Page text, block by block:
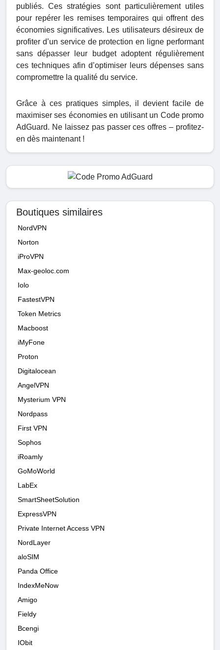
publiés. Ces stratégies sont particulièrement utiles
pour repérer les remises temporaires qui offrent des
économies significatives. Les utilisateurs désireux de
profiter d’un service de protection en ligne performant
sans dépasser leur budget adoptent régulièrement
ces techniques afin d’optimiser leurs dépenses sans
compromettre la qualité du service.
Grâce à ces pratiques simples, il devient facile de
maximiser ses économies en utilisant un Code promo
AdGuard. Ne laissez pas passer ces offres – profitez-
en dès maintenant !
Boutiques similaires
NordVPN
Norton
iProVPN
Max-geoloc.com
Iolo
FastestVPN
Token Metrics
Macboost
iMyFone
Proton
Digitalocean
AngelVPN
Mysterium VPN
Nordpass
First VPN
Sophos
iRoamly
GoMoWorld
LabEx
SmartSheetSolution
ExpressVPN
Private Internet Access VPN
NordLayer
aloSIM
Panda Office
IndexMeNow
Amigo
Fieldy
Bcengi
IObit